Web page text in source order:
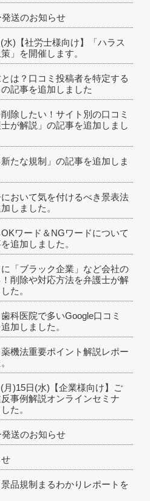
送のお知らせ
水)【社労士様向け】「ハラス
」を開催します。
とは？口コミ投稿者を特定する
記事を追加しました
除したい！サイト別の口コミ
が解説」の記事を追加しまし
たな規制」の記事を追加しま
において気を付けるべき景表法
しました。
OKワード＆NGワードについて
追加しました。
に「ブラック企業」など会社の
削除や対応方法を弁護士が解
た。
科医院で多いGoogle口コミ
加しました。
薬機法重要ポイント解説レポー
月)15日(水)【企業様向け】ご
事例解説オンラインセミナ
た。
送のお知らせ
景品規制まるわかりレポートを